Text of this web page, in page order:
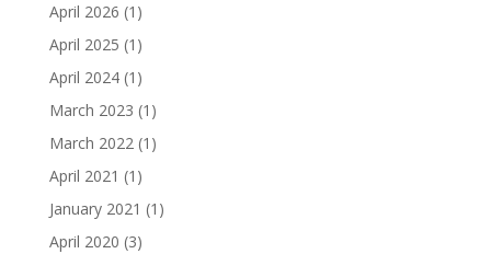
April 2026 (1)
April 2025 (1)
April 2024(1)
March 2023 (1)
March 2022(1)
April 2021 (1)
January 2021 (1)
April 2020 (3)